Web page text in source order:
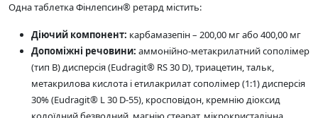
Одна таблетка Фінлепсин® ретард містить:
Діючий компонент: карбамазепін – 200,00 мг або 400,00 мг
Допоміжні речовини: аммонійно-метакрилатний сополімер
(тип В) дисперсія (Eudragit® RS 30 D), триацетин, тальк,
метакрилова кислота і етилакрилат сополімер (1:1) дисперсія
30% (Eudragit® L 30 D-55), кросповідон, кремнію діоксид